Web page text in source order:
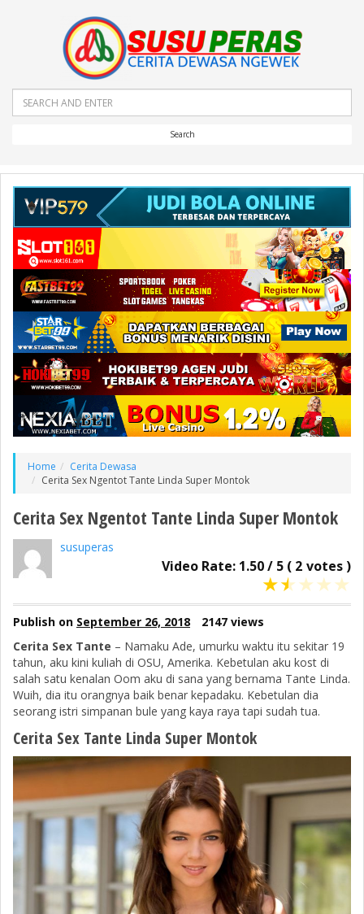
Search
Home
Cerita Dewasa
Cerita Sex Ngentot Tante Linda Super Montok
Cerita Sex Ngentot Tante Linda Super Montok
susuperas
Video Rate: 1.50/ 5 ( 2 votes )
★★★★★
Publish on September 26, 2018
2147 views
Cerita Sex Tante – Namaku Ade, umurku waktu itu sekitar 19
tahun, aku kini kuliah di OSU, Amerika. Kebetulan aku kost di
salah satu kenalan Oom aku di sana yang bernama Tante Linda.
Wuih, dia itu orangnya baik benar kepadaku. Kebetulan dia
seorang istri simpanan bule yang kaya raya tapi sudah tua.
Cerita Sex Tante Linda Super Montok